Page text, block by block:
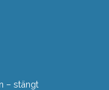
– stängt